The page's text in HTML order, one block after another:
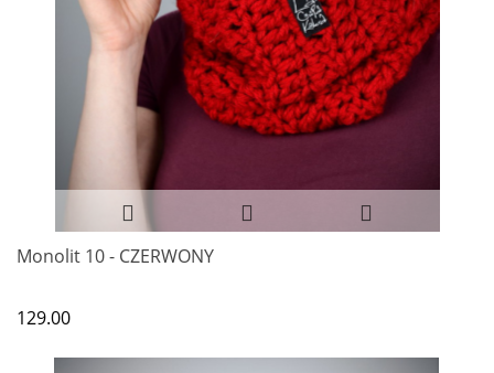
Monolit 10 - CZERWONY
129.00